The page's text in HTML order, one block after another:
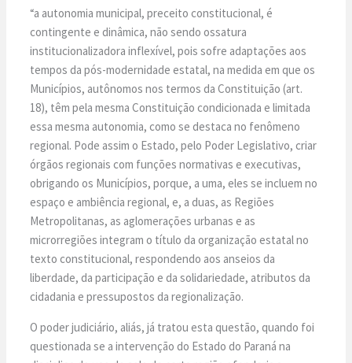
“a autonomia municipal, preceito constitucional, é
contingente e dinâmica, não sendo ossatura
institucionalizadora inflexível, pois sofre adaptações aos
tempos da pós-modernidade estatal, na medida em que os
Municípios, autônomos nos termos da Constituição (art.
18), têm pela mesma Constituição condicionada e limitada
essa mesma autonomia, como se destaca no fenômeno
regional. Pode assim o Estado, pelo Poder Legislativo, criar
órgãos regionais com funções normativas e executivas,
obrigando os Municípios, porque, a uma, eles se incluem no
espaço e ambiência regional, e, a duas, as Regiões
Metropolitanas, as aglomerações urbanas e as
microrregiões integram o título da organização estatal no
texto constitucional, respondendo aos anseios da
liberdade, da participação e da solidariedade, atributos da
cidadania e pressupostos da regionalização.
O poder judiciário, aliás, já tratou esta questão, quando foi
questionada se a intervenção do Estado do Paraná na